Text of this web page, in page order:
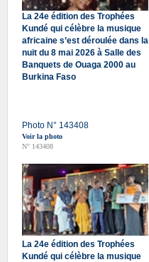
La 24e édition des Trophées
Kundé qui célèbre la musique
africaine s’est déroulée dans la
nuit du 8 mai 2026 à Salle des
Banquets de Ouaga 2000 au
Burkina Faso
Photo N° 143408
Voir la photo
N° 143408
La 24e édition des Trophées
Kundé qui célèbre la musique